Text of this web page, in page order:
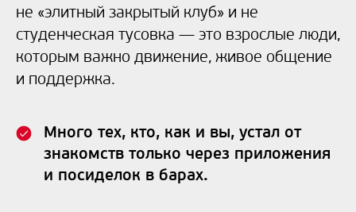
не «элитный закрытый клуб» и не
студенческая тусовка — это взрослые люди,
которым важно движение, живое общение
и поддержка.
Много тех, кто, как и вы, устал от
знакомств только через приложения
и посиделок в барах.